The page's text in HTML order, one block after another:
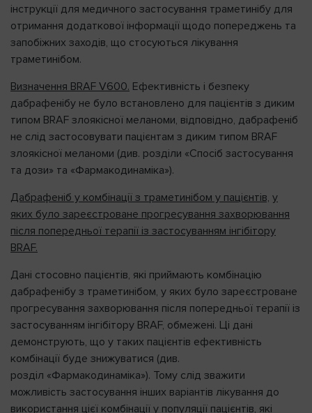
інструкції для медичного застосування траметинібу для
отримання додаткової інформації щодо попереджень та
запобіжних заходів, що стосуються лікування
траметинібом.
Визначення BRAF V600. Ефективність і безпеку
дабрафенібу не було встановлено для пацієнтів з диким
типом BRAF злоякісної меланоми, відповідно, дабрафеніб
не слід застосовувати пацієнтам з диким типом BRAF
злоякісної меланоми (див. розділи «Спосіб застосування
та дози» та «Фармакодинаміка»).
Дабрафеніб у комбінації з траметинібом у пацієнтів, у
яких було зареєстроване прогресування захворювання
після попередньої терапії із застосуванням інгібітору
BRAF.
Дані стосовно пацієнтів, які приймають комбінацію
дабрафенібу з траметинібом, у яких було зареєстроване
прогресування захворювання після попередньої терапії із
застосуванням інгібітору BRAF, обмежені. Ці дані
демонструють, що у таких пацієнтів ефективність
комбінації буде знижуватися (див.
розділ «Фармакодинаміка»). Тому слід зважити
можливість застосування інших варіантів лікування до
використання цієї комбінації у популяції пацієнтів, які